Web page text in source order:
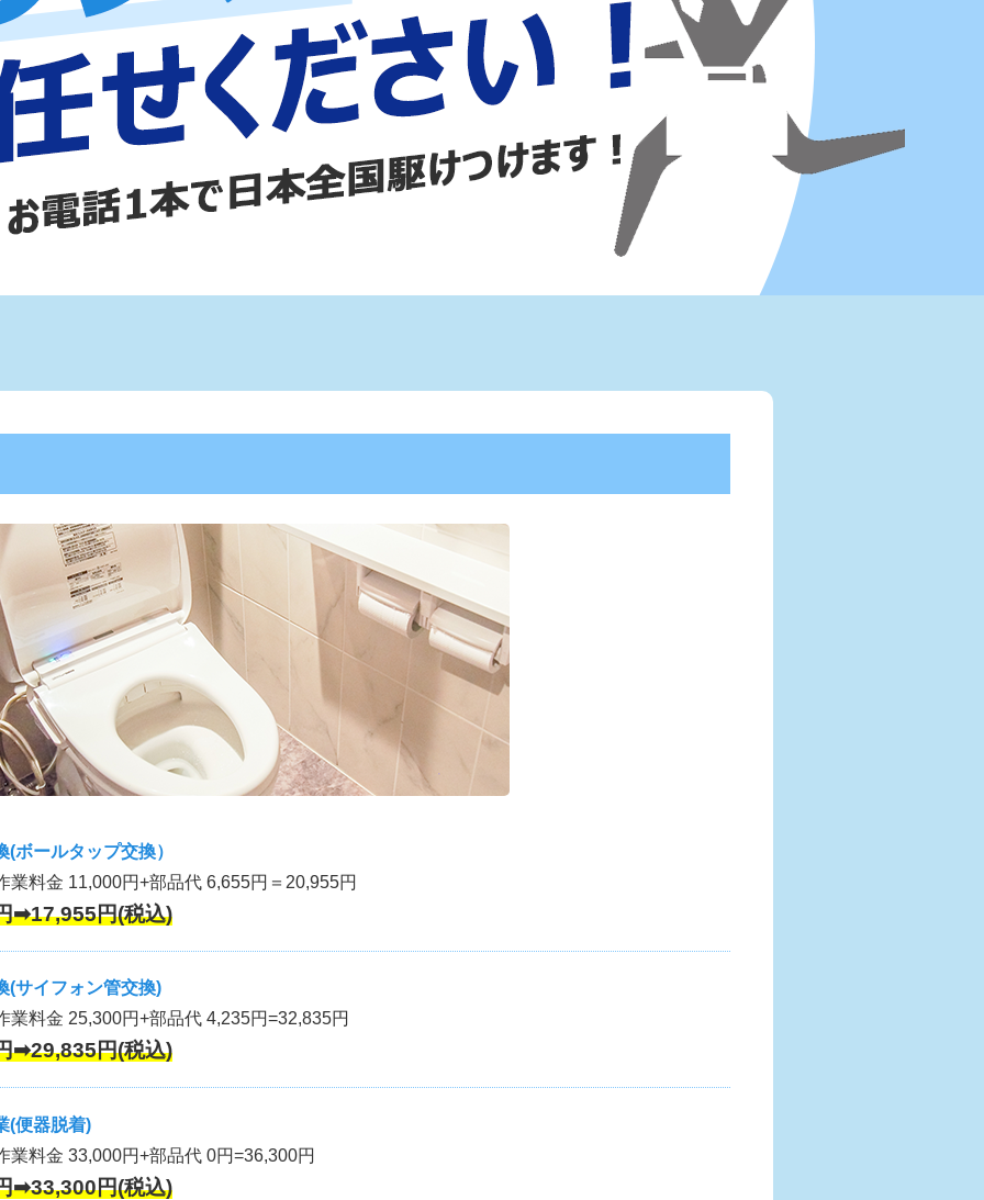
ボールタップ交換）
業料金 11,000円+部品代 6,655円＝20,955円
➡17,955円(税込)
(サイフォン管交換)
業料金 25,300円+部品代 4,235円=32,835円
➡29,835円(税込)
(便器脱着)
業料金 33,000円+部品代 0円=36,300円
➡33,300円(税込)